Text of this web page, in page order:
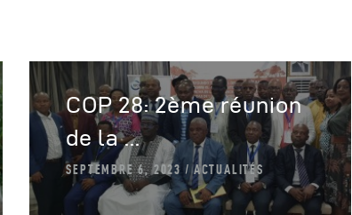
COP 28: 2ème réunion
de la ...
SEPTEMBRE 6, 2023 ACTUALITÉS